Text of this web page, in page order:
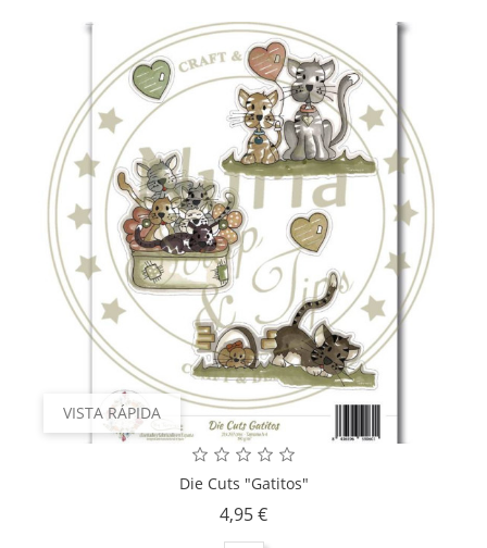
VISTA RÁPIDA
Die Cuts "Gatitos"
4,95 €Precio